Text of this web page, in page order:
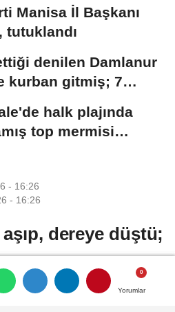
Yorumlar
Yorumlar
Manisa İl Başkanı
tutuklandı
denilen Damlanur
kurban gitmiş; 7
halk plajında
top mermisi
- 16:26
- 16:26
dereye düştü;
(DHA)-
Yorumlar